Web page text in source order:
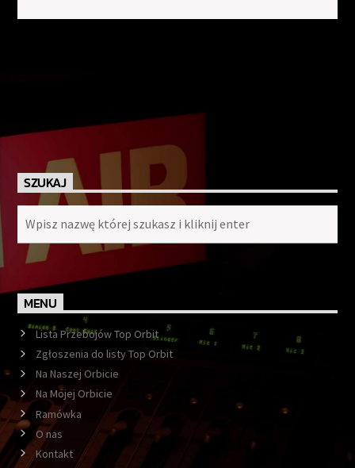
SZUKAJ
MENU
Lista Przebojów Top Orbit
Zgłoszenia do listy Top Orbit
Na Naszej Orbicie
Na Mojej Orbicie
Ramówka
O nas
Kontakt